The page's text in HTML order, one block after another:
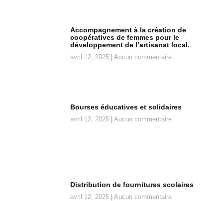
Accompagnement à la création de
coopératives de femmes pour le
développement de l’artisanat local.
avril 12, 2025 Aucun commentaire
Bourses éducatives et solidaires
avril 12, 2025 Aucun commentaire
Distribution de fournitures scolaires
avril 12, 2025 Aucun commentaire